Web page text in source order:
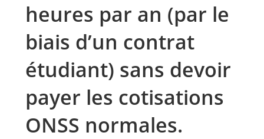
heures par an (par le
biais d’un contrat
étudiant) sans devoir
payer les cotisations
ONSS normales.